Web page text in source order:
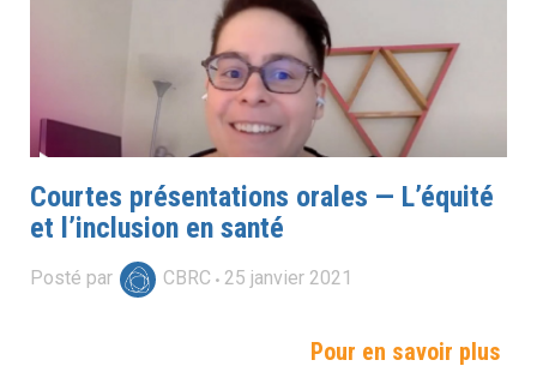
Courtes présentations orales — L’équité
et l’inclusion en santé
Posté par CBRC 25 janvier 2021
Pour en savoir plus